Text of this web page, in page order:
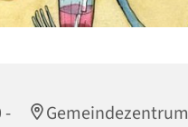
- Gemeindezentrum